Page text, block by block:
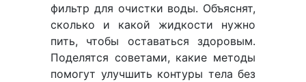
фильтр для очистки воды. Объяснят,
сколько и какой жидкости нужно
пить, чтобы оставаться здоровым.
Поделятся советами, какие методы
помогут улучшить контуры тела без